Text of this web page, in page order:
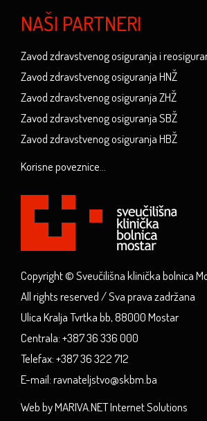
NAŠI PARTNERI
Zavod zdravstvenog osiguranja i
Zavod zdravstvenog osiguranja HNŽ
Zavod zdravstvenog osiguranja ZHŽ
Zavod zdravstvenog osiguranja SBŽ
Zavod zdravstvenog osiguranja HBŽ
Korisne poveznice...
Copyright © Sveučilišna klinička bolnica
All rights reserved / Sva prava zadržana
Ulica Kralja Tvrtka bb, 88000 Mostar
Centrala: +387 36 336 000
Telefax: +387 36 322 712
E-mail: ravnateljstvo@skbm.ba
Web by MARIVA.NET Internet Solutions